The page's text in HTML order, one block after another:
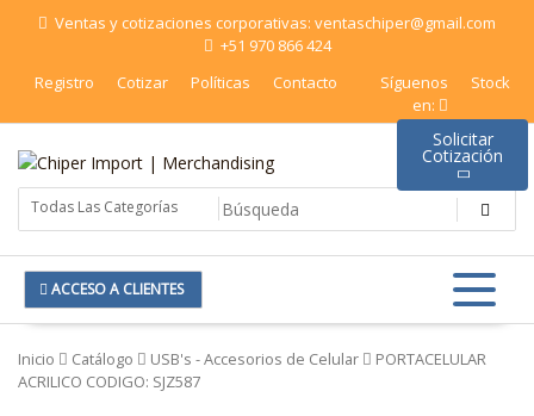
Saltar Ventas y cotizaciones corporativas: ventaschiper@gmail.com
+51 970 866 424
Registro
Cotizar Políticas Contacto
Síguenos
en:
Stock
Chiper Import | Merchandising
ACCESO A CLIENTES
Inicio Catálogo USB's - Accesorios de Celular
PORTACELULAR
ACRILICO CODIGO: SJZ587
Solicitar
Cotización